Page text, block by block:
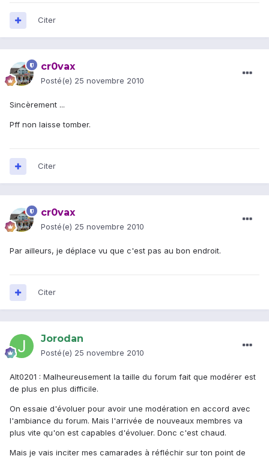
Citer
cr0vax
Posté(e) 25 novembre 2010
Sincèrement ...
Pff non laisse tomber.
Citer
cr0vax
Posté(e) 25 novembre 2010
Par ailleurs, je déplace vu que c'est pas au bon endroit.
Citer
Jorodan
Posté(e) 25 novembre 2010
Alt0201 : Malheureusement la taille du forum fait que modérer est
de plus en plus difficile.
On essaie d'évoluer pour avoir une modération en accord avec
l'ambiance du forum. Mais l'arrivée de nouveaux membres va
plus vite qu'on est capables d'évoluer. Donc c'est chaud.
Mais je vais inciter mes camarades à réfléchir sur ton point de